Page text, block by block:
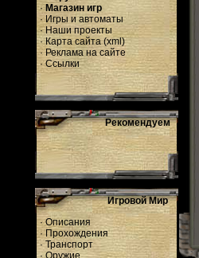
·Магазин игр
· Игры и автоматы
·Наши проекты
·Карта сайта(xml )
·Реклама на сайте
·Ссылки
Рекомендуем
Игровой Мир
·Описания
·Прохождения
·Транспорт
·Оружие